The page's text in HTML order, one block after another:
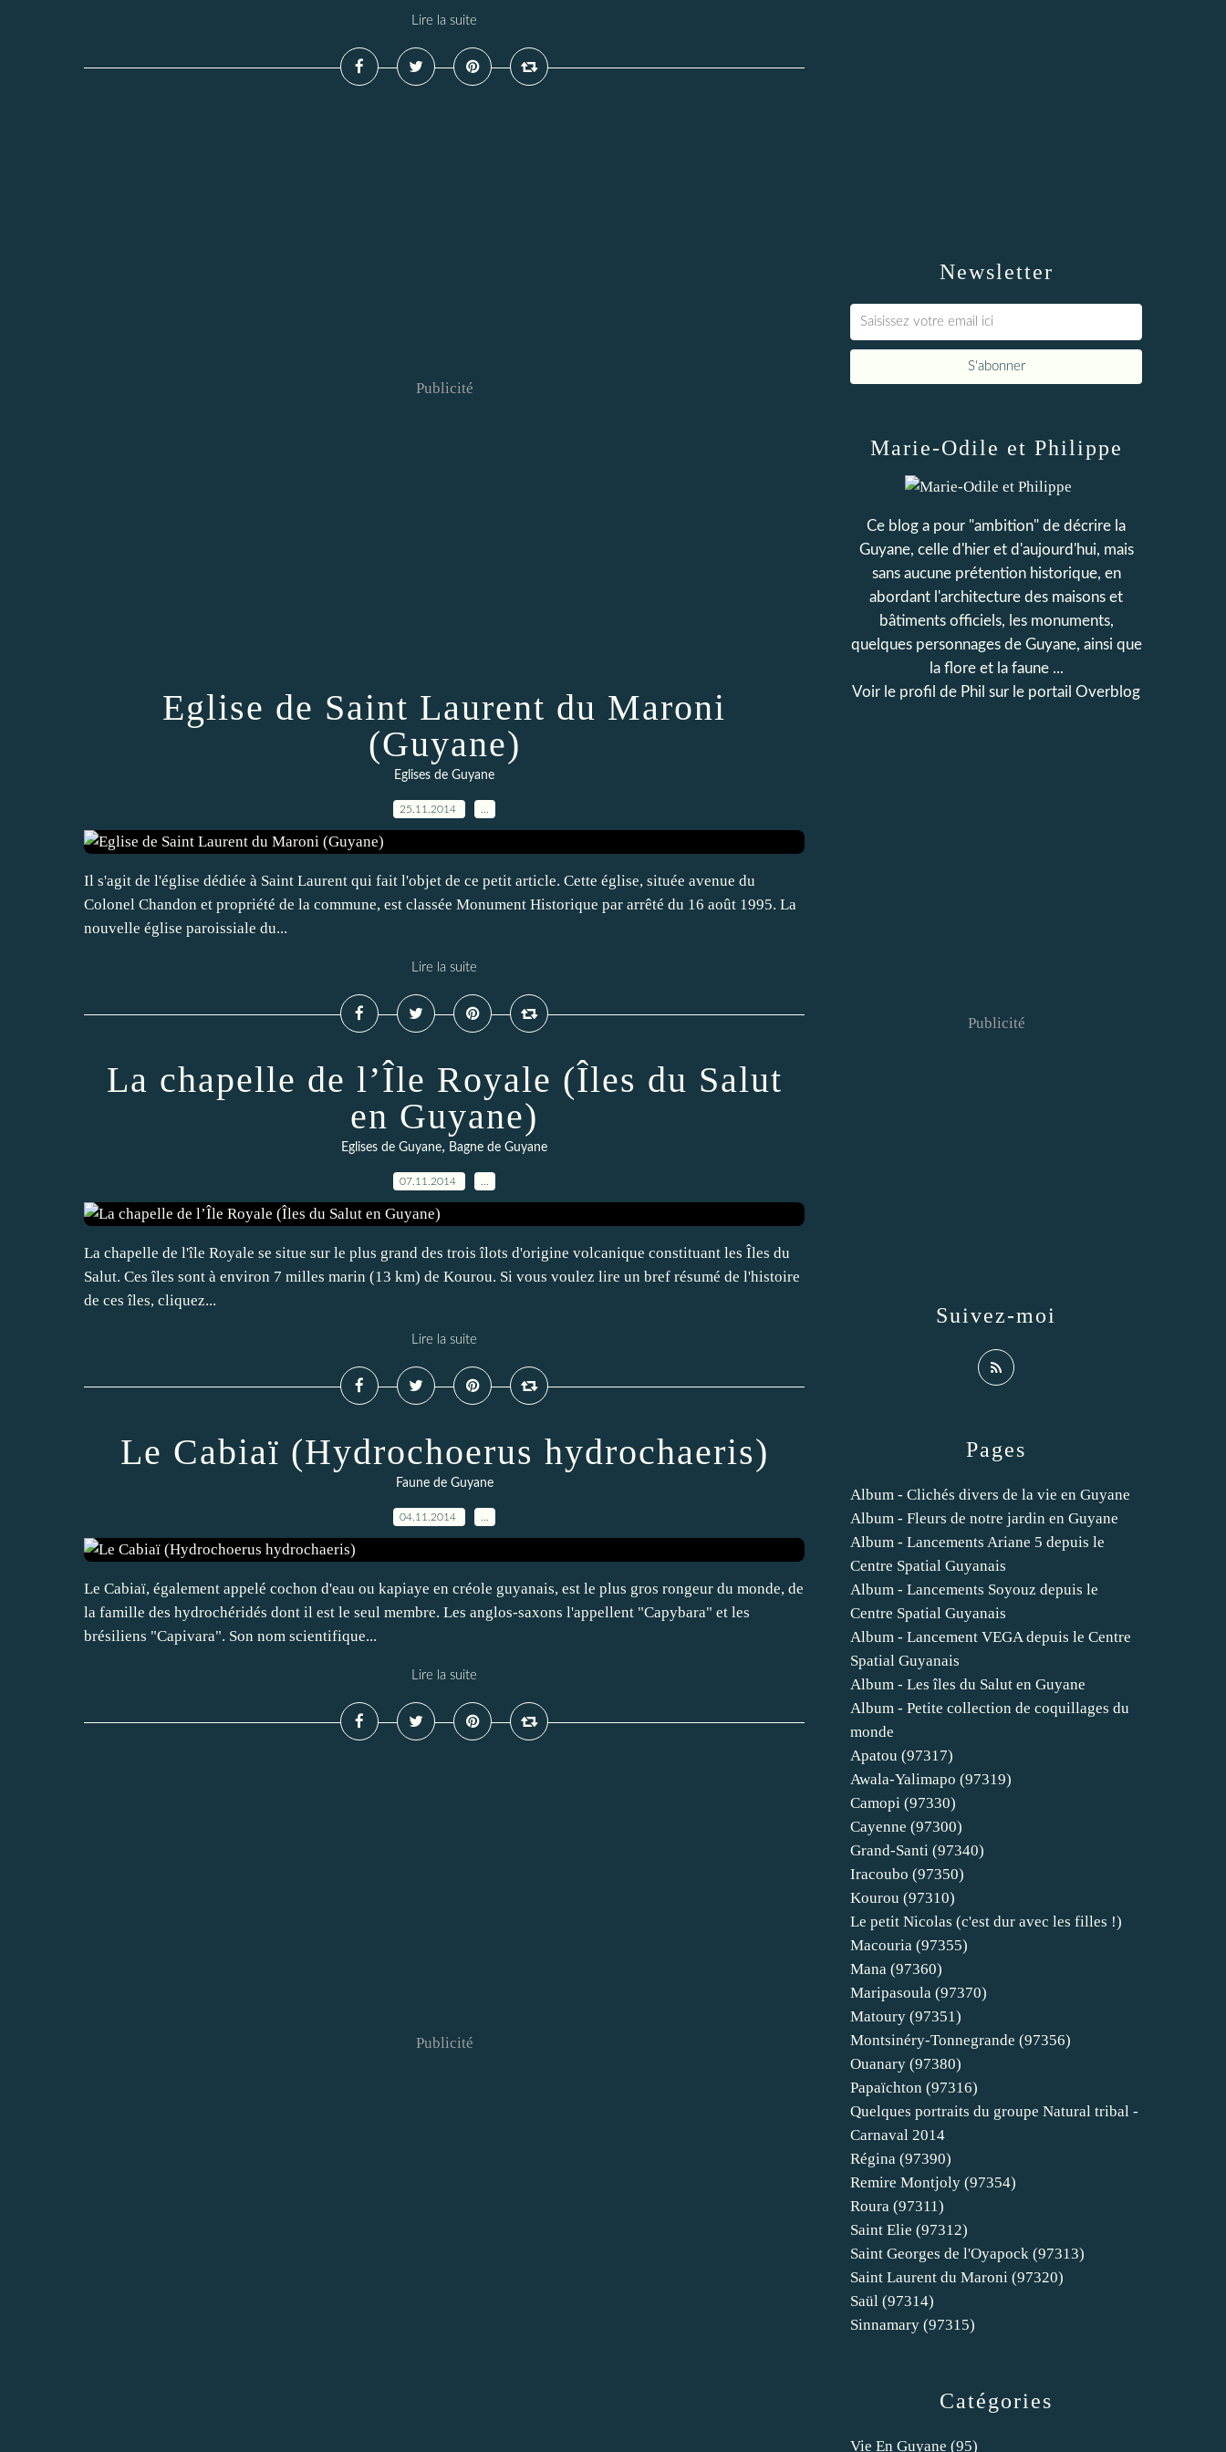
Lire la suite
Publicité
Eglise de Saint Laurent du Maroni
(Guyane)
Eglises de Guyane
25.11.2014
Il s'agit de l'église dédiée à Saint Laurent qui fait l'objet de ce petit article. Cette église, située avenue du
Colonel Chandon et propriété de la commune, est classée Monument Historique par arrêté du 16 août 1995. La
nouvelle église paroissiale du...
Lire la suite
La chapelle de l’Île Royale (Îles du Salut
en Guyane)
Eglises de Guyane, Bagne de Guyane
07.11.2014
La chapelle de l'île Royale se situe sur le plus grand des trois îlots d'origine volcanique constituant les Îles du
Salut. Ces îles sont à environ 7 milles marin (13 km) de Kourou. Si vous voulez lire un bref résumé de l'histoire
de ces îles, cliquez...
Lire la suite
Le Cabiaï (Hydrochoerus hydrochaeris)
Faune de Guyane
04.11.2014
Le Cabiaï, également appelé cochon d'eau ou kapiaye en créole guyanais, est le plus gros rongeur du monde, de
la famille des hydrochéridés dont il est le seul membre. Les anglos-saxons l'appellent "Capybara" et les
brésiliens "Capivara". Son nom scientifique...
Lire la suite
Publicité
Newsletter
Catégories
Vie En Guyane (95)
Pages
Album - Clichés divers de la vie en Guyane
Album - Fleurs de notre jardin en Guyane
Album - Lancements Ariane 5 depuis le
Centre Spatial Guyanais
Album - Lancements Soyouz depuis le
Centre Spatial Guyanais
Album - Lancement VEGA depuis le Centre
Spatial Guyanais
Album - Les îles du Salut en Guyane
Album - Petite collection de coquillages du
monde
Apatou (97317)
Awala-Yalimapo (97319)
Camopi (97330)
Cayenne (97300)
Grand-Santi (97340)
Iracoubo (97350)
Kourou (97310)
Le petit Nicolas (c'est dur avec les filles !)
Macouria (97355)
Mana (97360)
Maripasoula (97370)
Matoury (97351)
Montsinéry-Tonnegrande (97356)
Ouanary (97380)
Papaïchton (97316)
Quelques portraits du groupe Natural tribal -
Carnaval 2014
Régina (97390)
Remire Montjoly (97354)
Roura (97311)
Saint Elie (97312)
Saint Georges de l'Oyapock (97313)
Saint Laurent du Maroni (97320)
Saül (97314)
Sinnamary (97315)
Marie-Odile et Philippe
Ce blog a pour "ambition" de décrire la
Guyane, celle d'hier et d'aujourd'hui, mais
sans aucune prétention historique, en
abordant l'architecture des maisons et
bâtiments officiels, les monuments,
quelques personnages de Guyane, ainsi que
la flore et la faune ...
Voir le profil de Phil sur le portail Overblog
Suivez-moi
Publicité